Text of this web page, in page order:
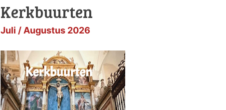
Kerkbuurten
Juli / Augustus 2026